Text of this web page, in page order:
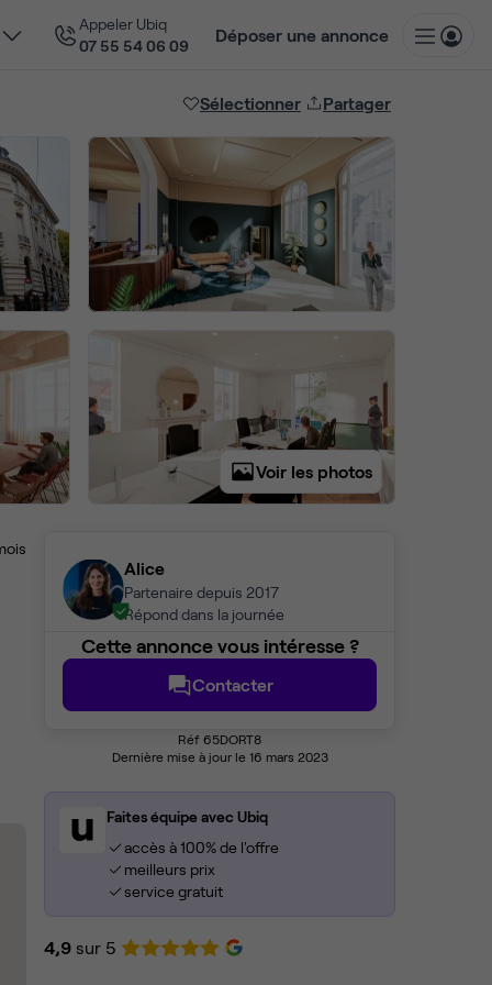
Appeler Ubiq
07 55 54 06 09
Déposer une annonce
Sélectionner Partager
Voir les photos
Alice
Partenaire depuis 2017
Répond dans la journée
Cette annonce vous intéresse ?
Contacter
Réf 65DORT8
Dernière mise à jour le 16 mars 2023
Faites équipe avec Ubiq
accès à 100% de l'offre
meilleurs prix
service gratuit
4,9 sur 5